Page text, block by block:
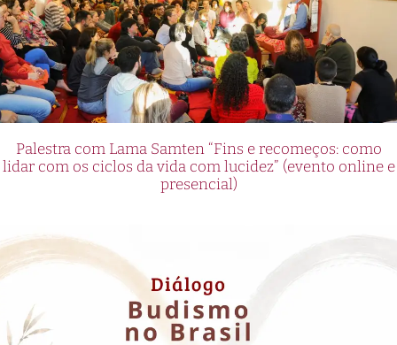
Palestra com Lama Samten “Fins e recomeços: como
lidar com os ciclos da vida com lucidez” (evento online e
presencial)